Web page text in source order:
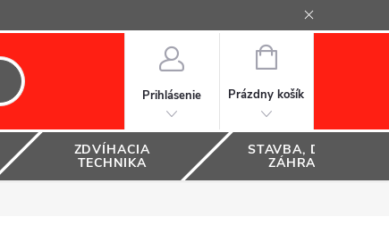
Prihlásenie
NÁKUPNÝ
Prázdny košík
ZDVÍHACIA
TECHNIKA
STAVBA, DOM A
ZÁHRADA